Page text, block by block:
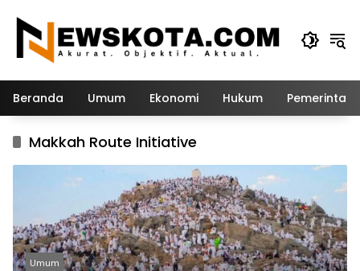
konten
Beranda Umum Ekonomi Hukum
Makkah Route Initiative
Umum